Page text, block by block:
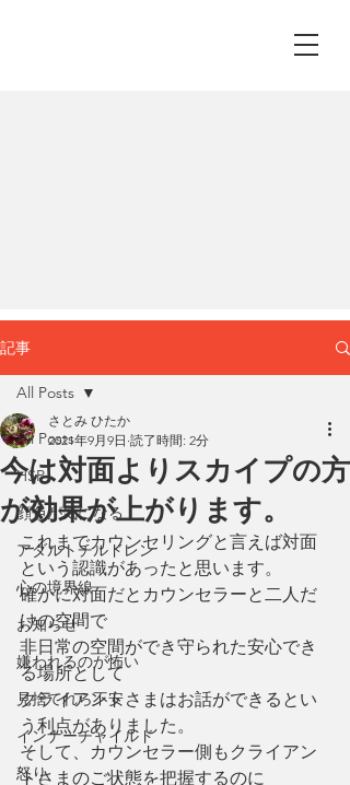
記事
All Posts
HSP
顔色が気になる
アダルトチルドレン
心の境界線
お知らせ
嫌われるのが怖い
見捨てれら不安
インナーチャイルド
怒り
All Posts
今は対面よりスカイプの方
が効果が上がります。
さとみ ひたか
2021年9月9日 読了時間: 2分
これまでカウンセリングと言えば対面
という認識があったと思います。
確かに対面だとカウンセラーと二人だ
けの空間で
非日常の空間ができ守られた安心でき
る場所として
クライアントさまはお話ができるとい
う利点がありました。
そして、カウンセラー側もクライアン
トさまのご状態を把握するのに